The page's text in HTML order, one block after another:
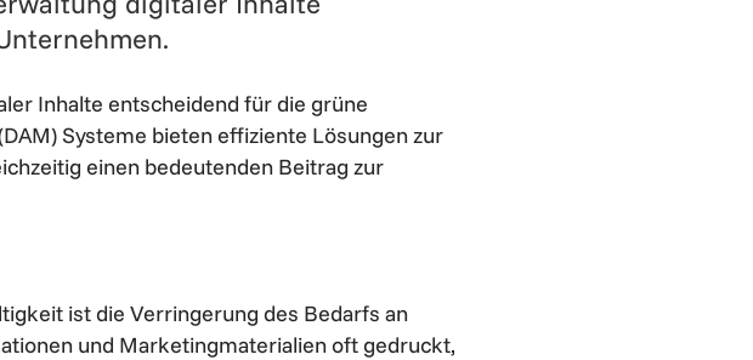
Inhalte entscheidend für die grüne
Systeme bieten effiziente Lösungen zur
einen bedeutenden Beitrag zur
ist die Verringerung des Bedarfs an
und Marketingmaterialien oft gedruckt,